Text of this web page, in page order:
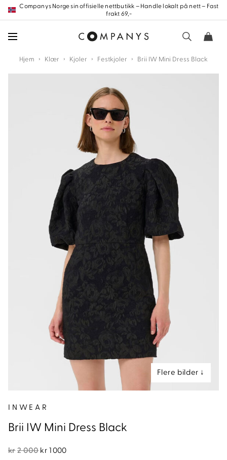
Hopp
frem
innholdet
Companys Norge sin offisielle nettbutikk – Handle lokalt på nett – Fast
frakt 69,-
Hjem › Klær › Kjoler › Festkjoler › Brii IW Mini Dress Black
INWEAR
Brii IW Mini Dress Black
kr2 000 Opprinnelig
kr 1 000Nåværende